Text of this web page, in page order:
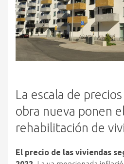
La escala de
obra nueva ponen el
rehabilitación de
El precio de las viviendas